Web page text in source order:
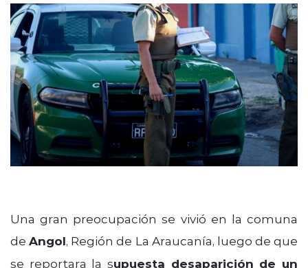
Una gran preocupación se vivió en la comuna
deAngol, Región de La Araucanía, luego de que
se reportara la supuesta desaparición de un